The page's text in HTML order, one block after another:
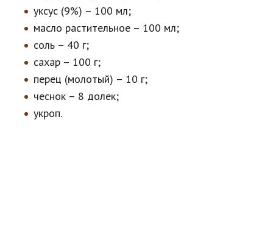
уксус (9%) – 100 мл;
масло растительное – 100 мл;
соль – 40 г;
сахар – 100 г;
перец (молотый) – 10 г;
чеснок – 8 долек;
укроп.